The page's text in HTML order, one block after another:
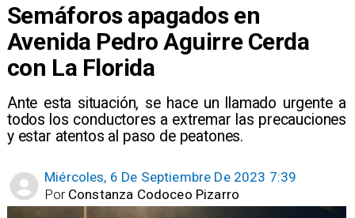
Semáforos apagados en
Avenida Pedro Aguirre Cerda
con La Florida
Ante esta situación, se hace un llamado urgente a
todos los conductores a extremar las precauciones
y estar atentos al paso de peatones.
Miércoles, 6 De Septiembre De 2023 7:39
Constanza Codoceo Pizarro
Por